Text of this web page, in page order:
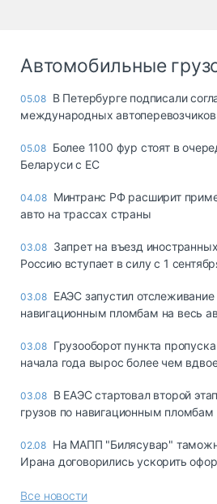
Автомобильные
05.08 В Петербурге подписали
международных автоперевозчиков
05.08 Более 1100 фур стоят в
Беларуси с ЕС
04.08 Минтранс РФ расширит
авто на трассах страны
03.08 Запрет на въезд
Россию вступает в силу с 1
03.08 ЕАЭС запустил отслеживание
навигационным пломбам на весь
03.08 Грузооборот пункта
начала года вырос более чем
03.08 В ЕАЭС стартовал второй
грузов по навигационным пломбам
02.08 На МАПП "Билясувар"
Ирана договорились ускорить
Все новости